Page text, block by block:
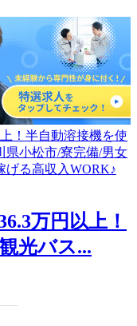
万円以上！
光バス...